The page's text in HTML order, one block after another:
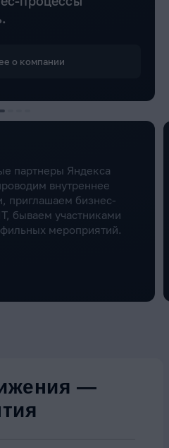
о компании
партнеры Яндекса
внутреннее
приглашаем бизнес-
бываем участниками
мероприятий.
—